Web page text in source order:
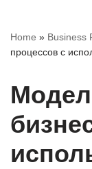
Home » Business
процессов с